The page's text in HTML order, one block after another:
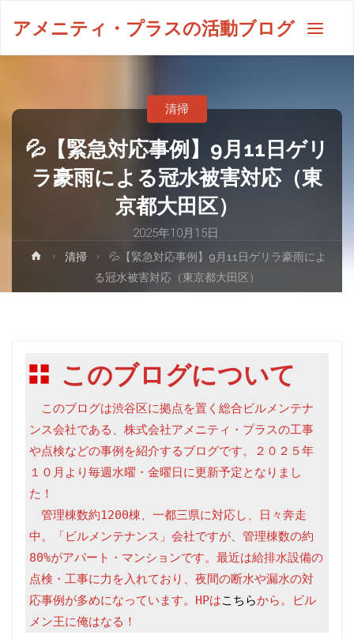
アメニティ・プラスの活動ブログ
💦【緊急対応事例】9月11日ゲリ
ラ豪雨による冠水被害対応（東
京都大田区）
2025年10月15日
清掃
清掃
💦【緊急対応事例】9月11日ゲリラ豪雨によ
る冠水被害対応（東京都大田区）
このブログについて
このブログは渋谷区に拠点を置く総合ビルメンテナ
ンス会社である、株式会社アメニティ・プラスの工事
や点検などの事例を紹介するブログです。２０２５年
１０月より毎週水曜・金曜日に更新予定となりまし
た！
管理棟数約1200棟、一都三県に対応し、日々奔走
中。「ビルメンテナンス」会社ですが、管理棟数の約
80%がアパート・マンションです。最近は給排水設備の
点検・工事に力を入れており、夜間の断水や漏水の対
応事例が多めになっています。HPはこちらから。ビル
メン王に俺はなる！